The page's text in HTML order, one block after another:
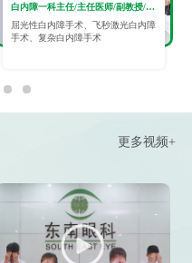
白内障一科主任/主任医师/副教授/眼科学硕士
屈光性白内障手术、飞秒激光白内障
手术、复杂白内障手术
更多视频+